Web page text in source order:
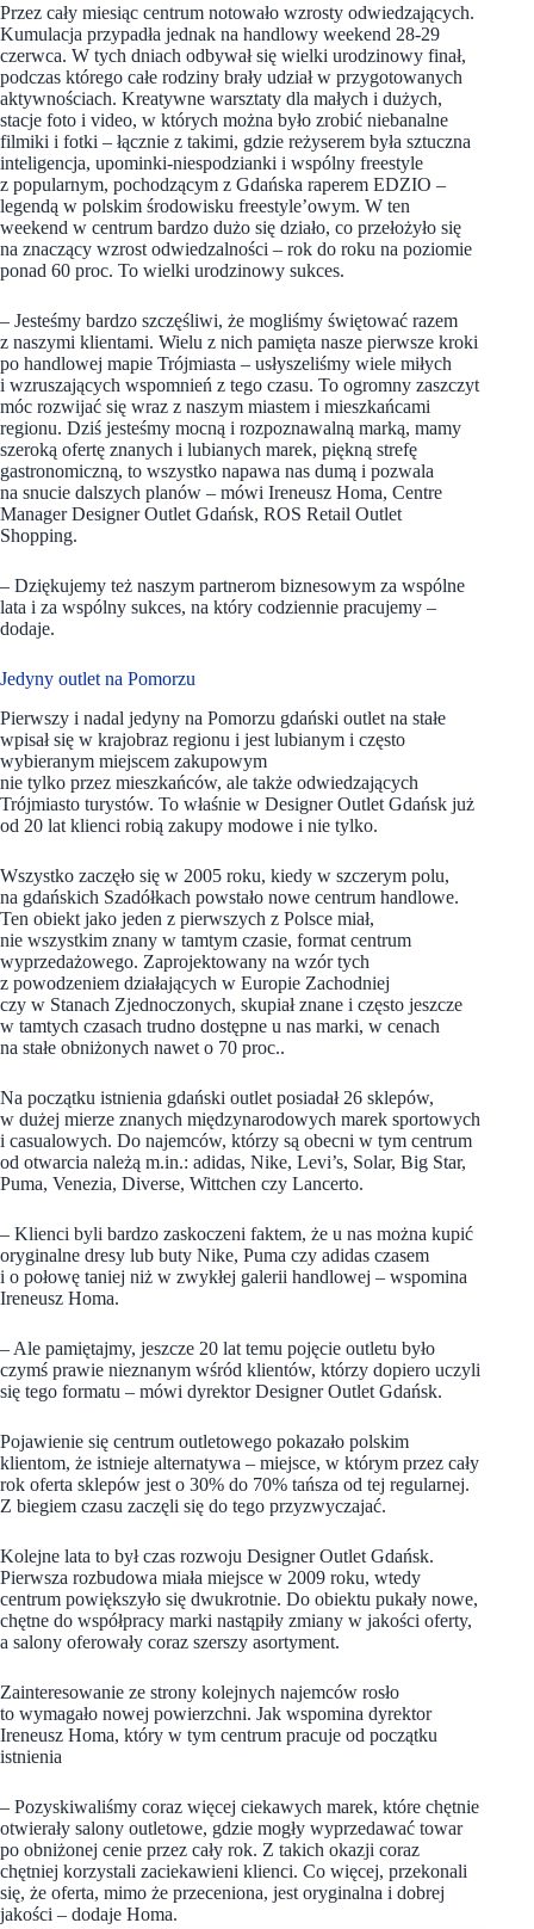
Przez cały miesiąc centrum notowało wzrosty odwiedzających.
Kumulacja przypadła jednak na handlowy weekend 28-29
czerwca. W tych dniach odbywał się wielki urodzinowy finał,
podczas którego całe rodziny brały udział w przygotowanych
aktywnościach. Kreatywne warsztaty dla małych i dużych,
stacje foto i video, w których można było zrobić niebanalne
filmiki i fotki – łącznie z takimi, gdzie reżyserem była sztuczna
inteligencja, upominki-niespodzianki i wspólny freestyle
z popularnym, pochodzącym z Gdańska raperem EDZIO –
legendą w polskim środowisku freestyle’owym. W ten
weekend w centrum bardzo dużo się działo, co przełożyło się
na znaczący wzrost odwiedzalności – rok do roku na poziomie
ponad 60 proc. To wielki urodzinowy sukces.
– Jesteśmy bardzo szczęśliwi, że mogliśmy świętować razem
z naszymi klientami. Wielu z nich pamięta nasze pierwsze kroki
po handlowej mapie Trójmiasta – usłyszeliśmy wiele miłych
i wzruszających wspomnień z tego czasu. To ogromny zaszczyt
móc rozwijać się wraz z naszym miastem i mieszkańcami
regionu. Dziś jesteśmy mocną i rozpoznawalną marką, mamy
szeroką ofertę znanych i lubianych marek, piękną strefę
gastronomiczną, to wszystko napawa nas dumą i pozwala
na snucie dalszych planów – mówi Ireneusz Homa, Centre
Manager Designer Outlet Gdańsk, ROS Retail Outlet
Shopping.
– Dziękujemy też naszym partnerom biznesowym za wspólne
lata i za wspólny sukces, na który codziennie pracujemy –
dodaje.
Jedyny outlet na Pomorzu
Pierwszy i nadal jedyny na Pomorzu gdański outlet na stałe
wpisał się w krajobraz regionu i jest lubianym i często
wybieranym miejscem zakupowym
nie tylko przez mieszkańców, ale także odwiedzających
Trójmiasto turystów. To właśnie w Designer Outlet Gdańsk już
od 20 lat klienci robią zakupy modowe i nie tylko.
Wszystko zaczęło się w 2005 roku, kiedy w szczerym polu,
na gdańskich Szadółkach powstało nowe centrum handlowe.
Ten obiekt jako jeden z pierwszych z Polsce miał,
nie wszystkim znany w tamtym czasie, format centrum
wyprzedażowego. Zaprojektowany na wzór tych
z powodzeniem działających w Europie Zachodniej
czy w Stanach Zjednoczonych, skupiał znane i często jeszcze
w tamtych czasach trudno dostępne u nas marki, w cenach
na stałe obniżonych nawet o 70 proc..
Na początku istnienia gdański outlet posiadał 26 sklepów,
w dużej mierze znanych międzynarodowych marek sportowych
i casualowych. Do najemców, którzy są obecni w tym centrum
od otwarcia należą m.in.: adidas, Nike, Levi’s, Solar, Big Star,
Puma, Venezia, Diverse, Wittchen czy Lancerto.
– Klienci byli bardzo zaskoczeni faktem, że u nas można kupić
oryginalne dresy lub buty Nike, Puma czy adidas czasem
i o połowę taniej niż w zwykłej galerii handlowej – wspomina
Ireneusz Homa.
– Ale pamiętajmy, jeszcze 20 lat temu pojęcie outletu było
czymś prawie nieznanym wśród klientów, którzy dopiero uczyli
się tego formatu – mówi dyrektor Designer Outlet Gdańsk.
Pojawienie się centrum outletowego pokazało polskim
klientom, że istnieje alternatywa – miejsce, w którym przez cały
rok oferta sklepów jest o 30% do 70% tańsza od tej regularnej.
Z biegiem czasu zaczęli się do tego przyzwyczajać.
Kolejne lata to był czas rozwoju Designer Outlet Gdańsk.
Pierwsza rozbudowa miała miejsce w 2009 roku, wtedy
centrum powiększyło się dwukrotnie. Do obiektu pukały nowe,
chętne do współpracy marki nastąpiły zmiany w jakości oferty,
a salony oferowały coraz szerszy asortyment.
Zainteresowanie ze strony kolejnych najemców rosło
to wymagało nowej powierzchni. Jak wspomina dyrektor
Ireneusz Homa, który w tym centrum pracuje od początku
istnienia
– Pozyskiwaliśmy coraz więcej ciekawych marek, które chętnie
otwierały salony outletowe, gdzie mogły wyprzedawać towar
po obniżonej cenie przez cały rok. Z takich okazji coraz
chętniej korzystali zaciekawieni klienci. Co więcej, przekonali
się, że oferta, mimo że przeceniona, jest oryginalna i dobrej
jakości – dodaje Homa.